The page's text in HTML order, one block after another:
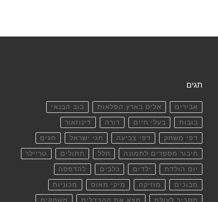
תגים
אבירים אליס בארץ הפלאות בוב הבנאי
בובות בעלי חיים דורה דינוזאור
דפי משחק דפי צביעה חגי ישראל חגים
חיבור מספרים לתמונה חלל חתולים טריילר
יום הולדת ילדים כלבים להדפסה
מבוכים מוזיקה מיקי מאוס מכוניות
מסביב לעולם מצא את ההבדלים משחקים